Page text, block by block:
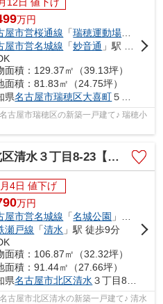
万円
屋市営桜通線 「瑞穂運動場西
屋市営名城線 「妙音通 」駅 徒歩15分
面積：129.37㎡（39.13坪）
面積：81.83㎡（24.75坪）
県名古屋市瑞穂区大喜町５丁目43-1
市瑞穂区の新築一戸建て♪ 瑞穂小
23【仲介手数料無料】新築一戸建て 1号棟
4日 値下げ
万円
屋市営名城線 「名城公園 」駅 徒歩8分
瀬戸線 「清水 」駅 徒歩9分
面積：106.87㎡（32.32坪）
面積：91.44㎡（27.66坪）
県名古屋市北区清水 ３丁目8-23
市北区清水の新築一戸建て♪ 清水